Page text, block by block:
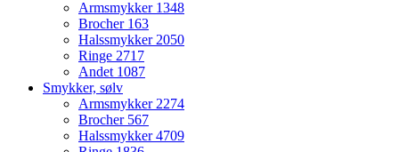
Armsmykker 1348
Brocher 163
Halssmykker2050
Ringe 2717
Andet 1087
Smykker, sølv
Armsmykker2274
Brocher 567
Halssmykker4709